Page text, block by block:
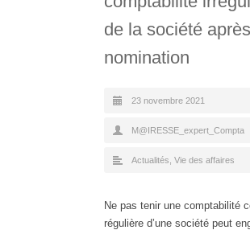
de la société
nomination
23 novembre 2021
M@IRESSE_expert_Compta
Actualités Vie des affaires
Ne pas tenir une comptabilité
régulière d’une société peut